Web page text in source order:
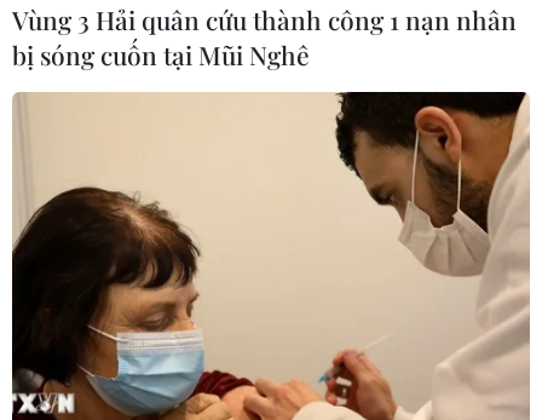
EIA: Dự trữ dầu toàn cầu sẽ giảm nhẹ theo
từng quý trong 5 quý tới
07/06/2023 07:23
Vùng 3 Hải quân cứu thành công 1 nạn nhân
bị sóng cuốn tại Mũi Nghê